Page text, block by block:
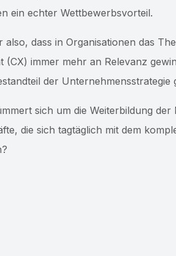
ein echter Wettbewerbsvorteil.
also, dass in Organisationen das
(CX) immer mehr an Relevanz
der Unternehmensstrategie
sich um die Weiterbildung
die sich tagtäglich mit dem